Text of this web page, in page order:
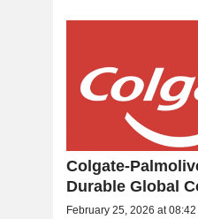
Colgate-
Durable Global
February 25, 2026 at 08:42